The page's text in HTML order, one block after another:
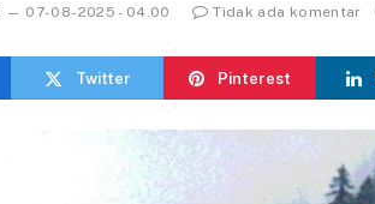
07-08-2025 - 04.00 Tidak ada komentar
Twitter Pinterest